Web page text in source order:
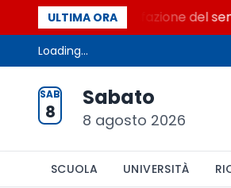
ULTIMA ORA
La soddisfazione del
Loading...
SAB
8
Sabato
8 agosto 2026
SCUOLA UNIVERSITÀ